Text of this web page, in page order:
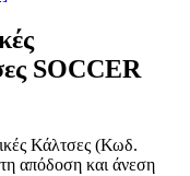
SOCCER
Κάλτσες (Κωδ.
απόδοση και άνεση